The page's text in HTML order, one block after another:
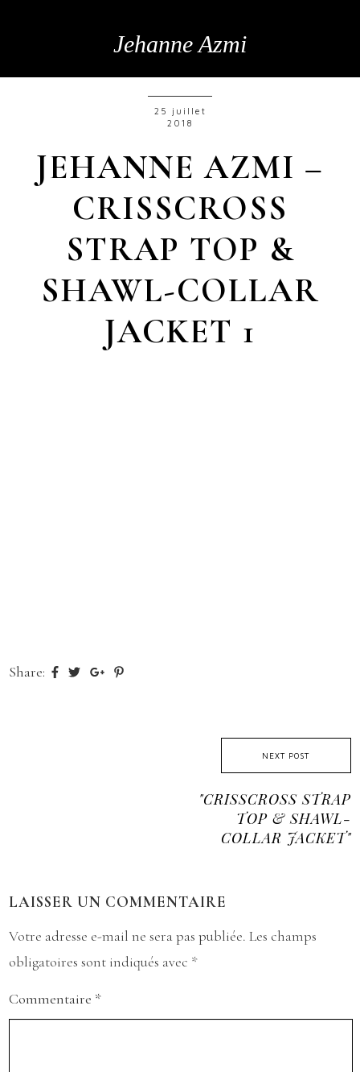
Jehanne Azmi
25 juillet
2018
JEHANNE AZMI –
CRISSCROSS
STRAP TOP &
SHAWL-COLLAR
JACKET 1
Share:
NEXT POST
"CRISSCROSS STRAP
TOP & SHAWL-
COLLAR JACKET"
LAISSER UN COMMENTAIRE
Votre adresse e-mail ne sera pas publiée. Les champs
obligatoires sont indiqués avec *
Commentaire *